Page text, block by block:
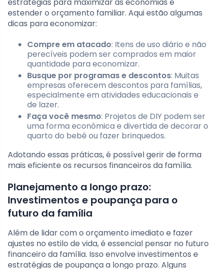
estender o orçamento familiar. Aqui estão algumas
dicas para economizar:
Compre em atacado: Itens de uso diário e não
perecíveis podem ser comprados em maior
quantidade para economizar.
Busque por programas e descontos: Muitas
empresas oferecem descontos para famílias,
especialmente em atividades educacionais e
de lazer.
Faça você mesmo: Projetos de DIY podem ser
uma forma econômica e divertida de decorar o
quarto do bebê ou fazer brinquedos.
Adotando essas práticas, é possível gerir de forma
mais eficiente os recursos financeiros da família.
Planejamento a longo prazo:
Investimentos e poupança para o
futuro da família
Além de lidar com o orçamento imediato e fazer
ajustes no estilo de vida, é essencial pensar no futuro
financeiro da família. Isso envolve investimentos e
estratégias de poupança a longo prazo. Alguns